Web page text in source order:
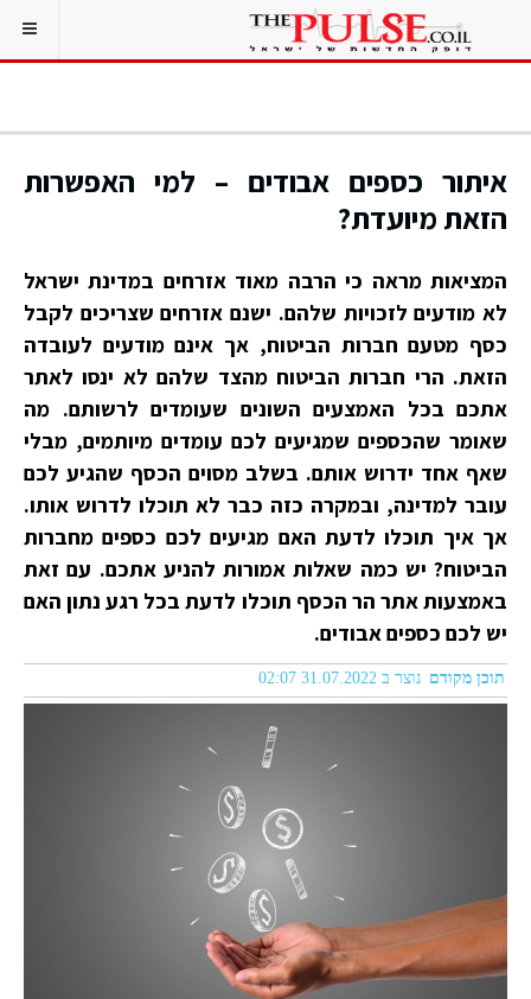
איתור כספים אבודים – למי האפשרות
הזאת מיועדת?
המציאות מראה כי הרבה מאוד אזרחים במדינת ישראל
לא מודעים לזכויות שלהם. ישנם אזרחים שצריכים לקבל
כסף מטעם חברות הביטוח, אך אינם מודעים לעובדה
הזאת. הרי חברות הביטוח מהצד שלהם לא ינסו לאתר
אתכם בכל האמצעים השונים שעומדים לרשותם. מה
שאומר שהכספים שמגיעים לכם עומדים מיותמים, מבלי
שאף אחד ידרוש אותם. בשלב מסוים הכסף שהגיע לכם
עובר למדינה, ובמקרה כזה כבר לא תוכלו לדרוש אותו.
אך איך תוכלו לדעת האם מגיעים לכם כספים מחברות
הביטוח? יש כמה שאלות אמורות להניע אתכם. עם זאת
באמצעות אתר הר הכסף תוכלו לדעת בכל רגע נתון האם
יש לכם כספים אבודים.
תוכן מקודם נוצר ב 31.07.2022 02:07